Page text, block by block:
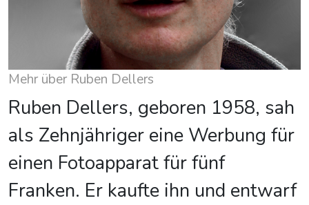
Mehr über Ruben Dellers
Ruben Dellers, geboren 1958, sah
als Zehnjähriger eine Werbung für
einen Fotoapparat für fünf
Franken. Er kaufte ihn und entwarf